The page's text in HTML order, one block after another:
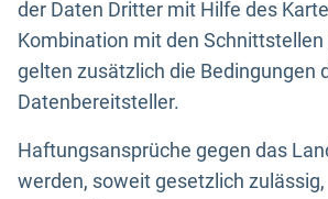
der Daten Dritter mit Hilfe des
Kombination mit den Schnittstellen
gelten zusätzlich die Bedingungen
Datenbereitsteller.
Haftungsansprüche gegen das
werden, soweit gesetzlich zulässig,